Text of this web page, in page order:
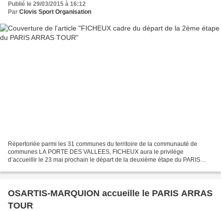
Publié le 29/03/2015 à 16:12
Par Clovis Sport Organisation
Répertoriée parmi les 31 communes du territoire de la communauté de
communes LA PORTE DES VALLEES, FICHEUX aura le privilège
d’accueillir le 23 mai prochain le départ de la deuxième étape du PARIS
OSARTIS-MARQUION accueille le PARIS ARRAS
TOUR